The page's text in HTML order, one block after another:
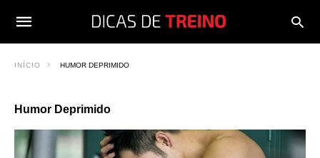
INÍCIO HUMOR DEPRIMIDO
Humor Deprimido